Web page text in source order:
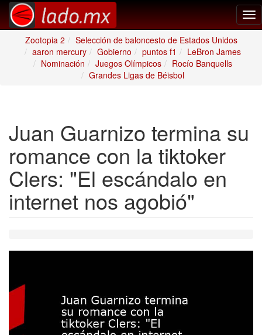
Zootopia 2
Selección de baloncesto de Estados Unidos
aaron mercury
Gobierno puntos f1
LeBron James
Nominación
Juegos Olímpicos
Rocío Banquells
Grandes Ligas de Béisbol
Juan Guarnizo termina su
romance con la tiktoker
Clers: "El escándalo en
internet nos agobió"